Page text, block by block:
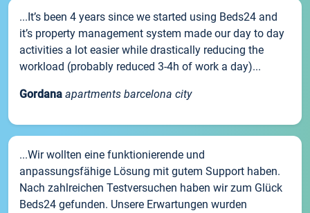
...It’s been 4 years since we started using Beds24 and
it’s property management system made our day to day
activities a lot easier while drastically reducing the
workload (probably reduced 3-4h of work a day)...
Gordana apartments barcelona city
...Wir wollten eine funktionierende und
anpassungsfähige Lösung mit gutem Support haben.
Nach zahlreichen Testversuchen haben wir zum Glück
Beds24 gefunden. Unsere Erwartungen wurden